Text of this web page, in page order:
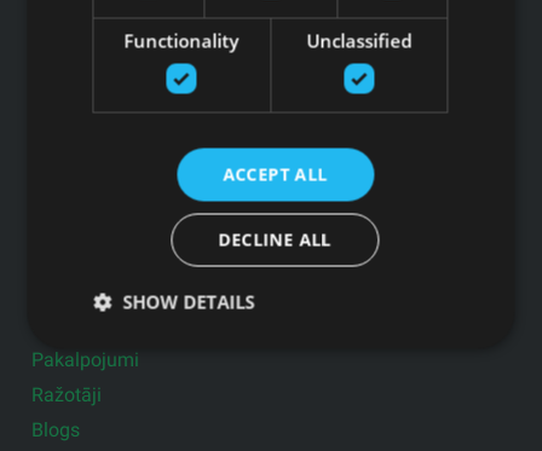
A/S SEB Banka LV92UNLA0004007467819 , SWIFT: UNLALV2X
GFITNESS JAUNUMI TAVĀ E-PASTĀ
Pieteikties jaunumiem
Pakalpojumi
Ražotāji
Blogs
Functionality Unclassified
ACCEPT ALL
DECLINE ALL
SHOW DETAILS